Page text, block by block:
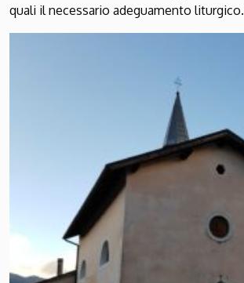
quali il necessario adeguamento liturgico.